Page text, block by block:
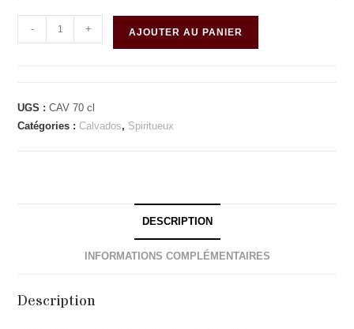
de
Ancel
- + AJOUTER AU PANIER
UGS :CAV 70 cl
Catégories :Calvados, Spiritueux
DESCRIPTION
INFORMATIONS COMPLÉMENTAIRES
Description